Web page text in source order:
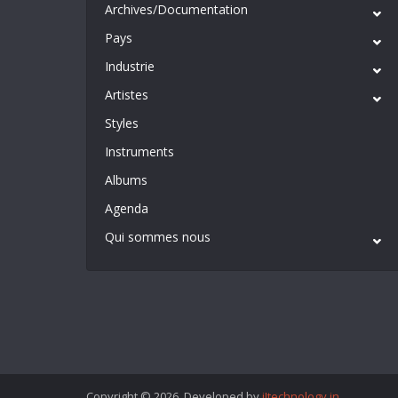
Archives/Documentation
Pays
Industrie
Artistes
Styles
Instruments
Albums
Agenda
Qui sommes nous